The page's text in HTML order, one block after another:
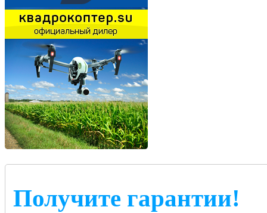
Получите гарантии!